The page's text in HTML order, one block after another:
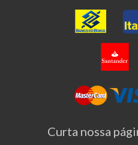
Curta nossa